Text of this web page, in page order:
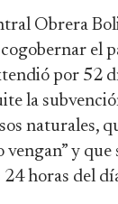
Obrera
el
por 52
la
naturales,
y que
horas del